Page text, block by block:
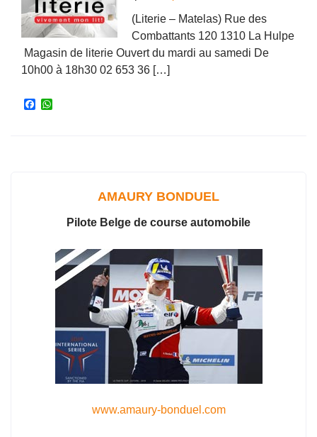
(Literie – Matelas) Rue des
Combattants 120 1310 La Hulpe
Magasin de literie Ouvert du mardi au samedi De
10h00 à 18h30 02 653 36 […]
F
AMAURY BONDUEL
Pilote Belge de course automobile
www.amaury-bonduel.com